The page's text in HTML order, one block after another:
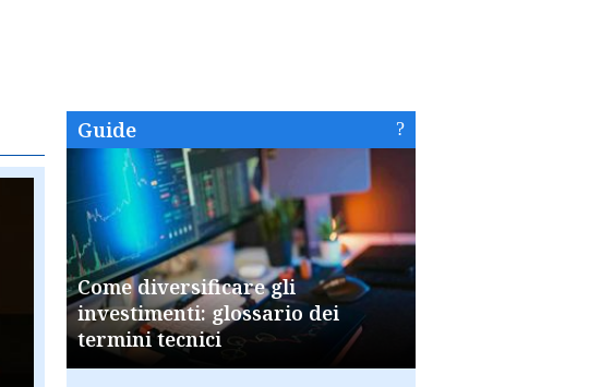
Guide
Come diversificare gli
investimenti: glossario dei
termini tecnici